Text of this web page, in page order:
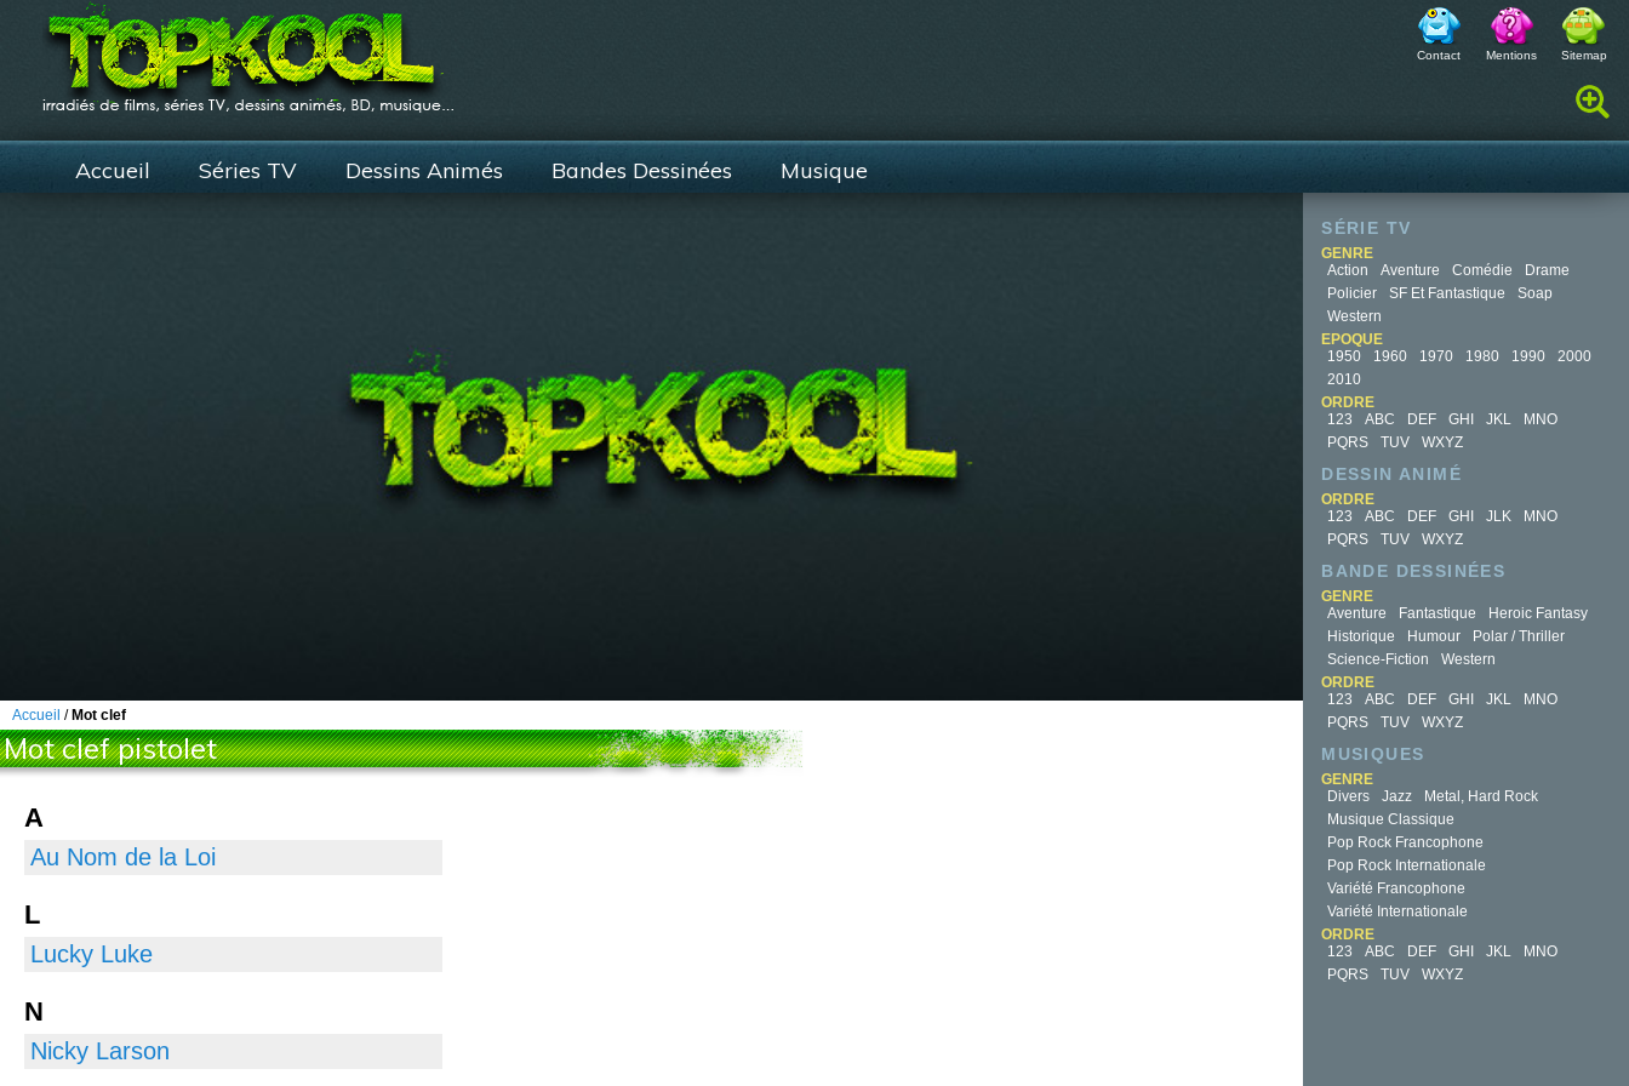
Contact Mentions Sitemap
Rechercher :
Accueil Séries TV Dessins Animés Bandes Dessinées Musique
SÉRIE TV
GENRE
Action
Aventure Comédie
Drame
Policier
SF Et Fantastique
Soap
Western
EPOQUE
1950
1960 1970 1980 1990
2000
2010
ORDRE
123
ABC DEF GHI JKL
MNO
PQRS
TUV WXYZ
DESSIN ANIMÉ
ORDRE
123
ABC DEF GHI JLK
MNO
PQRS
TUV WXYZ
BANDE DESSINÉES
GENRE
Aventure
Fantastique
Heroic Fantasy
Historique
Humour
Polar / Thriller
Science-Fiction
Western
ORDRE
123
ABC DEF GHI JKL
MNO
PQRS
TUV WXYZ
MUSIQUES
GENRE
Divers
Jazz
Metal, Hard Rock
Musique Classique
Pop Rock Francophone
Pop Rock Internationale
Variété Francophone
Variété Internationale
ORDRE
123
ABC DEF GHI JKL
MNO
PQRS
TUV WXYZ
Accueil / Mot clef
Mot clef pistolet
A
Au Nom de la Loi
L
Lucky Luke
N
Nicky Larson